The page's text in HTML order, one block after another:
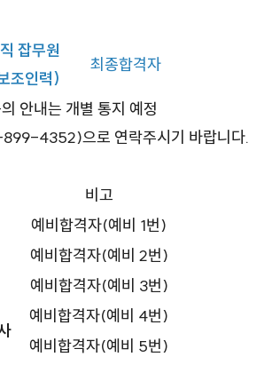
잡무원
조인력)
최종합격자
안내는 개별 통지 예정
4352)으로 연락주시기 바랍니다.
비고
예비합격자(예비 1번)
예비합격자(예비 2번)
예비합격자(예비 3번)
예비합격자(예비 4번)
예비합격자(예비 5번)